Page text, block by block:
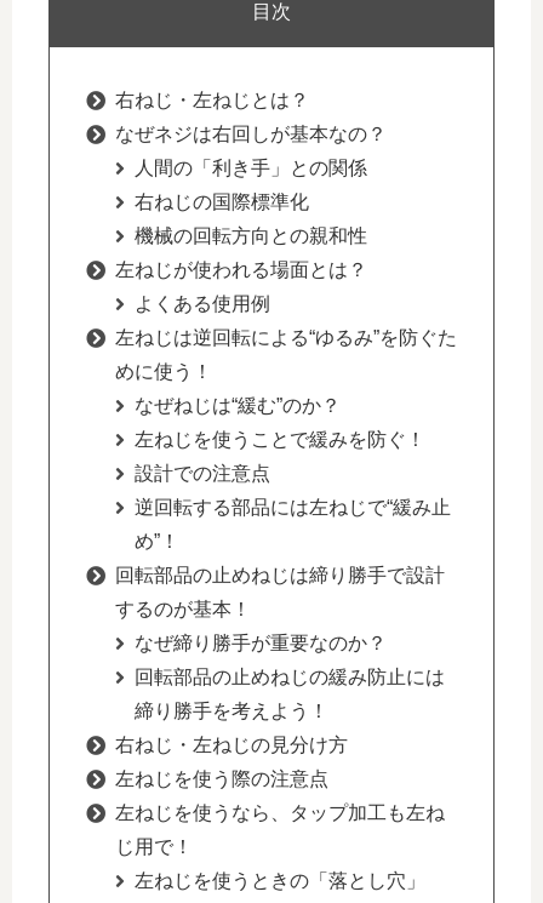
目次
右ねじ・左ねじとは？
なぜネジは右回しが基本なの？
人間の「利き手」との関係
右ねじの国際標準化
機械の回転方向との親和性
左ねじが使われる場面とは？
よくある使用例
左ねじは逆回転による“ゆるみ”を防ぐた
めに使う！
なぜねじは“緩む”のか？
左ねじを使うことで緩みを防ぐ！
設計での注意点
逆回転する部品には左ねじで“緩み止
め”！
回転部品の止めねじは締り勝手で設計
するのが基本！
なぜ締り勝手が重要なのか？
回転部品の止めねじの緩み防止には
締り勝手を考えよう！
右ねじ・左ねじの見分け方
左ねじを使う際の注意点
左ねじを使うなら、タップ加工も左ね
じ用で！
左ねじを使うときの「落とし穴」